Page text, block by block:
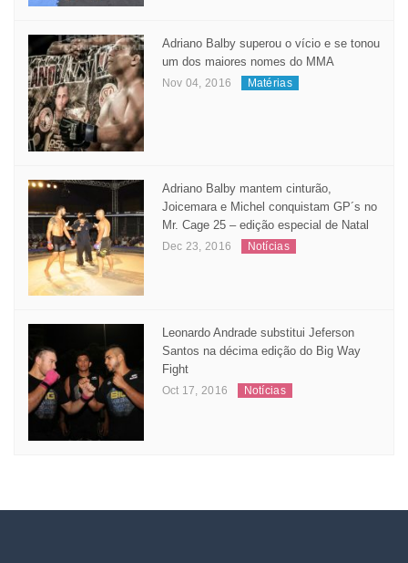
Adriano Balby superou o vício e se tonou
um dos maiores nomes do MMA
Nov 04, 2016 Matérias
Adriano Balby mantem cinturão,
Joicemara e Michel conquistam GP´s no
Mr. Cage 25 – edição especial de Natal
Dec 23, 2016 Notícias
Leonardo Andrade substitui Jeferson
Santos na décima edição do Big Way
Fight
Oct 17, 2016 Notícias